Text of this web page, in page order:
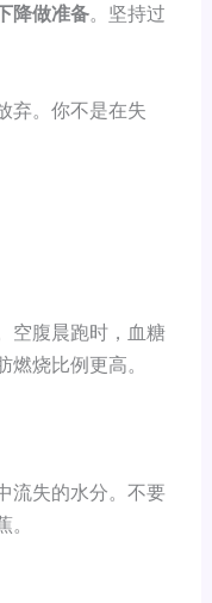
降做准备。坚持过
弃。你不是在失
空腹晨跑时，血糖
烧比例更高。
流失的水分。不要